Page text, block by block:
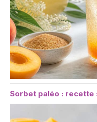
Sorbet paléo :